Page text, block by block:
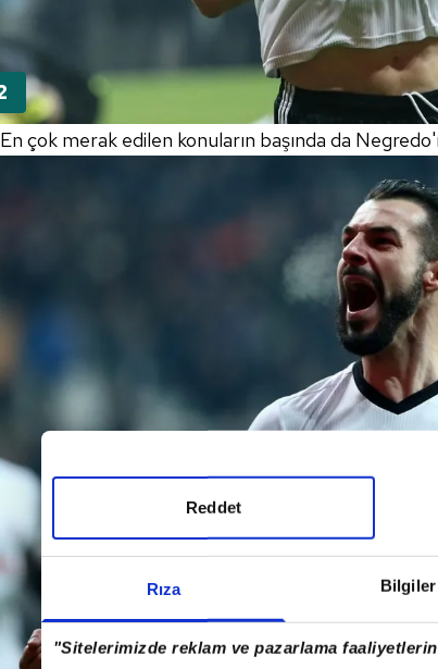
Rıza Bilgiler
"Sitelerimizde reklam ve pazarlama
Reddet
En çok merak edilen konuların başında da